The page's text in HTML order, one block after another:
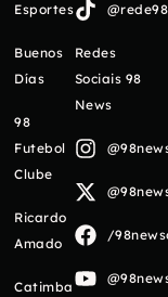
Esportes
Buenos
Días
98
Futebol
Clube
Ricardo
Amado
Catimba
Redes
Sociais 98
News
/